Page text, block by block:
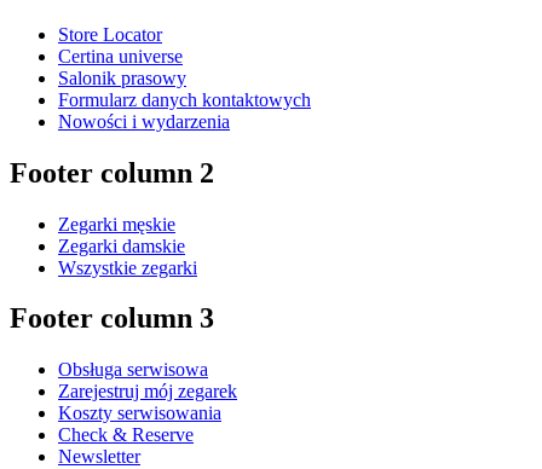
Store Locator
Certina universe
Salonik prasowy
Formularz danych kontaktowych
Nowości i wydarzenia
Footer column 2
Zegarki męskie
Zegarki damskie
Wszystkie zegarki
Footer column 3
Obsługa serwisowa
Zarejestruj mój zegarek
Koszty serwisowania
Check & Reserve
Newsletter